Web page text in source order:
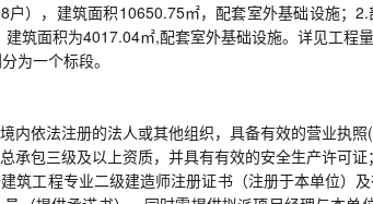
户），建筑面积10650.75㎡，配套室外基础设施；
筑面积为4017.04㎡,配套室外基础设施。详见工程量
为一个标段。
内依法注册的法人或其他组织，具备有效的营业执照(
承包三级及以上资质，并具有有效的安全生产许可证；
筑工程专业二级建造师注册证书（注册于本单位）